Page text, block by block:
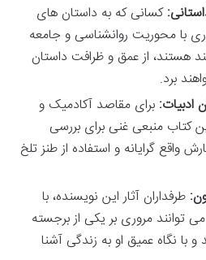
کسانی که به داستان های
با محوریت روانشناسی و جامعه
هستند، از عمق و ظرافت داستان
برد.
ادبیات: برای مقاصد آکادمیک و
کتاب منبعی غنی برای بررسی
واقع گرایانه و استفاده از طنز تلخ
طرفداران آثار این نویسنده، با
توانند مروری بر یکی از برجسته
و با نگاه عمیق او به زندگی آشنا